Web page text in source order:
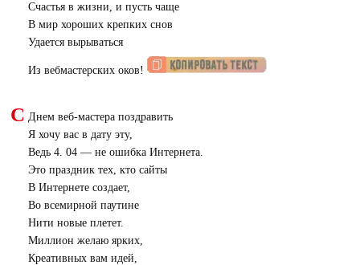
Счастья в жизни, и пусть чаще
В мир хороших крепких снов
Удается вырываться
Из вебмастерских оков!
С Днем веб-мастера поздравить
Я хочу вас в дату эту,
Ведь 4. 04 — не ошибка Интернета.
Это праздник тех, кто сайты
В Интернете создает,
Во всемирной паутине
Нити новые плетет.
Миллион желаю ярких,
Креативных вам идей,